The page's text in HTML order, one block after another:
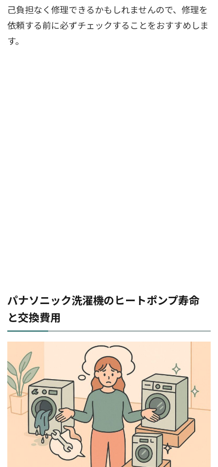
己負担なく修理できるかもしれませんので、修理を
依頼する前に必ずチェックすることをおすすめしま
す。
パナソニック洗濯機のヒートポンプ寿命
と交換費用